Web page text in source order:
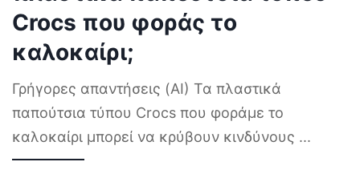
Crocs που φοράς το
καλοκαίρι;
Γρήγορες απαντήσεις (AI) Τα πλαστικά
παπούτσια τύπου Crocs που φοράμε το
καλοκαίρι μπορεί να κρύβουν κινδύνους ...